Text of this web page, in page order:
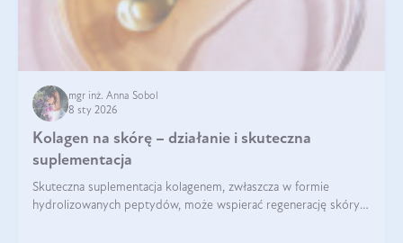
mgr inż. Anna Sobol
8 sty 2026
Kolagen na skórę – działanie i skuteczna
suplementacja
Skuteczna suplementacja kolagenem, zwłaszcza w formie
hydrolizowanych peptydów, może wspierać regenerację skóry i